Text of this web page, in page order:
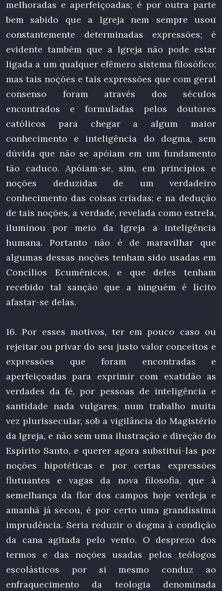
melhoradas e aperfeiçoadas; é por outra parte
bem sabido que a Igreja nem sempre usou
constantemente determinadas expressões; é
evidente também que a Igreja não pode estar
ligada a um qualquer efêmero sistema filosófico;
mas tais noções e tais expressões que com geral
consenso foram através dos séculos
encontrados e formuladas pelos doutores
católicos para chegar a algum maior
conhecimento e inteligência do dogma, sem
dúvida que não se apóiam em um fundamento
tão caduco. Apóiam-se, sim, em princípios e
noções deduzidas de um verdadeiro
conhecimento das coisas criadas; e na dedução
de tais noções, a verdade, revelada como estrela,
iluminou por meio da Igreja a inteligência
humana. Portanto não é de maravilhar que
algumas dessas noções tenham sido usadas em
Concílios Ecumênicos, e que deles tenham
recebido tal sanção que a ninguém é lícito
afastar-se delas.
16. Por esses motivos, ter em pouco caso ou
rejeitar ou privar do seu justo valor conceitos e
expressões que foram encontradas e
aperfeiçoadas para exprimir com exatidão as
verdades da fé, por pessoas de inteligência e
santidade nada vulgares, num trabalho muita
vez plurissecular, sob a vigilância do Magistério
da Igreja, e não sem uma ilustração e direção do
Espírito Santo, e querer agora substituí-las por
noções hipotéticas e por certas expressões
flutuantes e vagas da nova filosofia, que à
semelhança da flor dos campos hoje verdeja e
amanhã já secou, é por certo uma grandíssima
imprudência. Seria reduzir o dogma à condição
da cana agitada pelo vento. O desprezo dos
termos e das noções usadas pelos teólogos
escolásticos por si mesmo conduz ao
enfraquecimento da teologia denominada